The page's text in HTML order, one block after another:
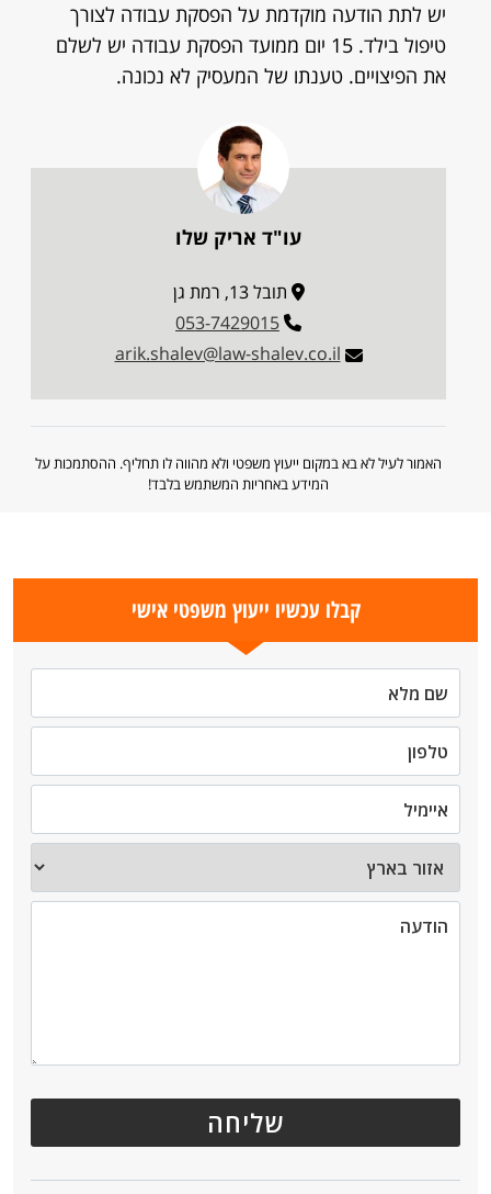
יש לתת הודעה מוקדמת על הפסקת עבודה לצורך
טיפול בילד. 15 יום ממועד הפסקת עבודה יש לשלם
את הפיצויים. טענתו של המעסיק לא נכונה.
עו"ד אריק שלו
תובל 13, רמת גן
053-7429015
arik.shalev@law-shalev.co.il
האמור לעיל לא בא במקום ייעוץ משפטי ולא מהווה לו תחליף. ההסתמכות על
המידע באחריות המשתמש בלבד!
קבלו עכשיו ייעוץ משפטי אישי